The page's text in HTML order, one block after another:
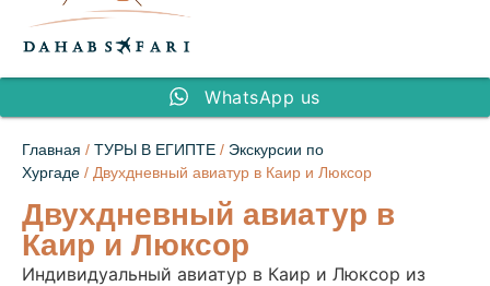
WhatsApp us
Главная / ТУРЫ В ЕГИПТЕ / Экскурсии по
Хургаде / Двухдневный авиатур в Каир и Люксор
Двухдневный авиатур в
Каир и Люксор
Индивидуальный авиатур в Каир и Люксор из